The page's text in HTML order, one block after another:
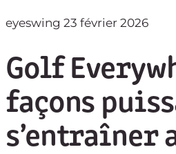
eyeswing 23 février 2026
Golf
façons
s’entraîner